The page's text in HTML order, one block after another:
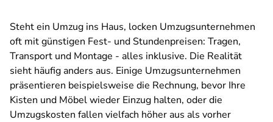
Steht ein Umzug ins Haus, locken Umzugsunternehmen
oft mit günstigen Fest- und Stundenpreisen: Tragen,
Transport und Montage - alles inklusive. Die Realität
sieht häufig anders aus. Einige Umzugsunternehmen
präsentieren beispielsweise die Rechnung, bevor Ihre
Kisten und Möbel wieder Einzug halten, oder die
Umzugskosten fallen vielfach höher aus als vorher